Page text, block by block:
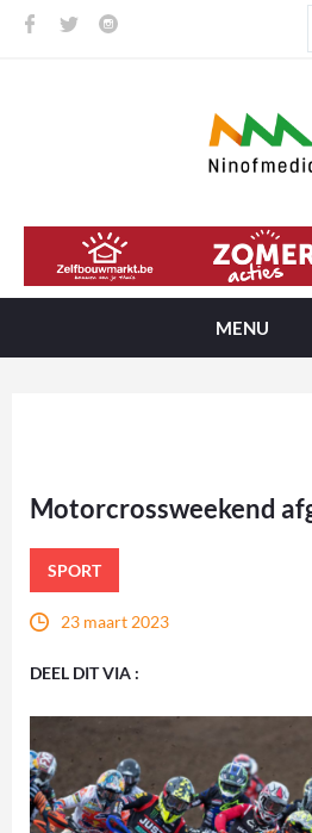
MENU
Motorcrossweekend
SPORT
23 maart 2023
DEEL DIT VIA :